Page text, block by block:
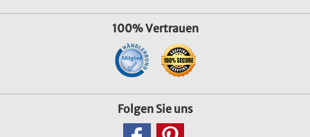
100% Vertrauen
Folgen Sie uns